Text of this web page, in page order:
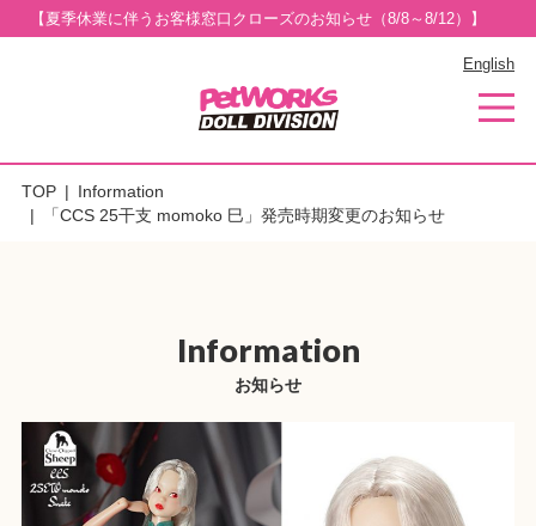
【夏季休業に伴うお客様窓口クローズのお知らせ（8/8～8/12）】
English
TOP
Information
「CCS 25干支 momoko 巳」発売時期変更のお知らせ
Information
お知らせ